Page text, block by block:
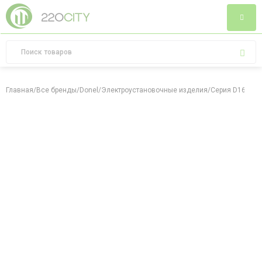
Главная/Все бренды/Donel /Электроустановочные изделия/Серия D16